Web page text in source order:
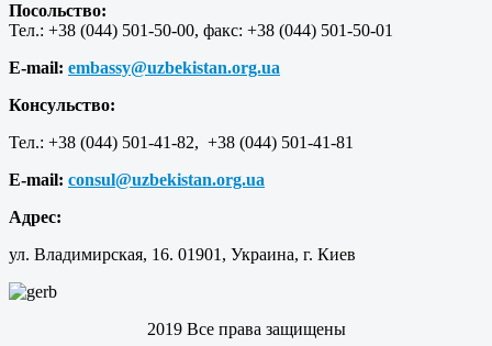
Посольство:
Тел.: +38 (044) 501-50-00, факс: +38 (044) 501-50-01
E-mail: embassy@uzbekistan.org.ua
Консульство:
Тел.: +38 (044) 501-41-82, +38 (044) 501-41-81
E-mail: consul@uzbekistan.org.ua
Адрес:
ул. Владимирская, 16. 01901, Украина, г. Киев
2019 Все права защищены